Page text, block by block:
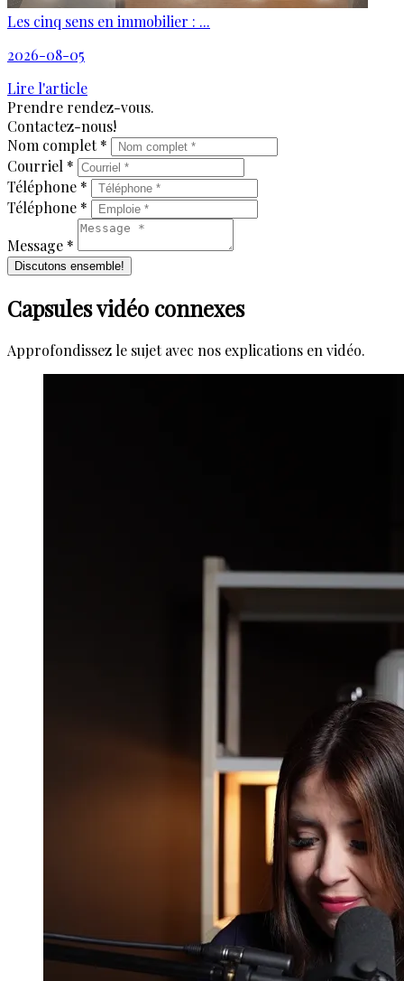
Les cinq sens en immobilier : ...
2026-08-05
Lire l'article
Prendre rendez-vous.
Contactez-nous!
Nom complet *
Courriel *
Téléphone *
Téléphone *
Message *
Discutons ensemble!
Capsules vidéo connexes
Approfondissez le sujet avec nos explications en vidéo.